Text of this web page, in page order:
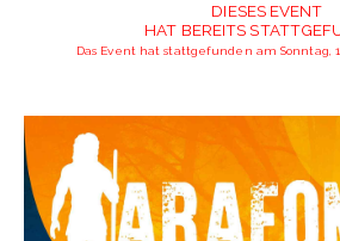
DIESES EVENT
HAT BEREITS
Das Event hat stattgefunden am Sonntag,